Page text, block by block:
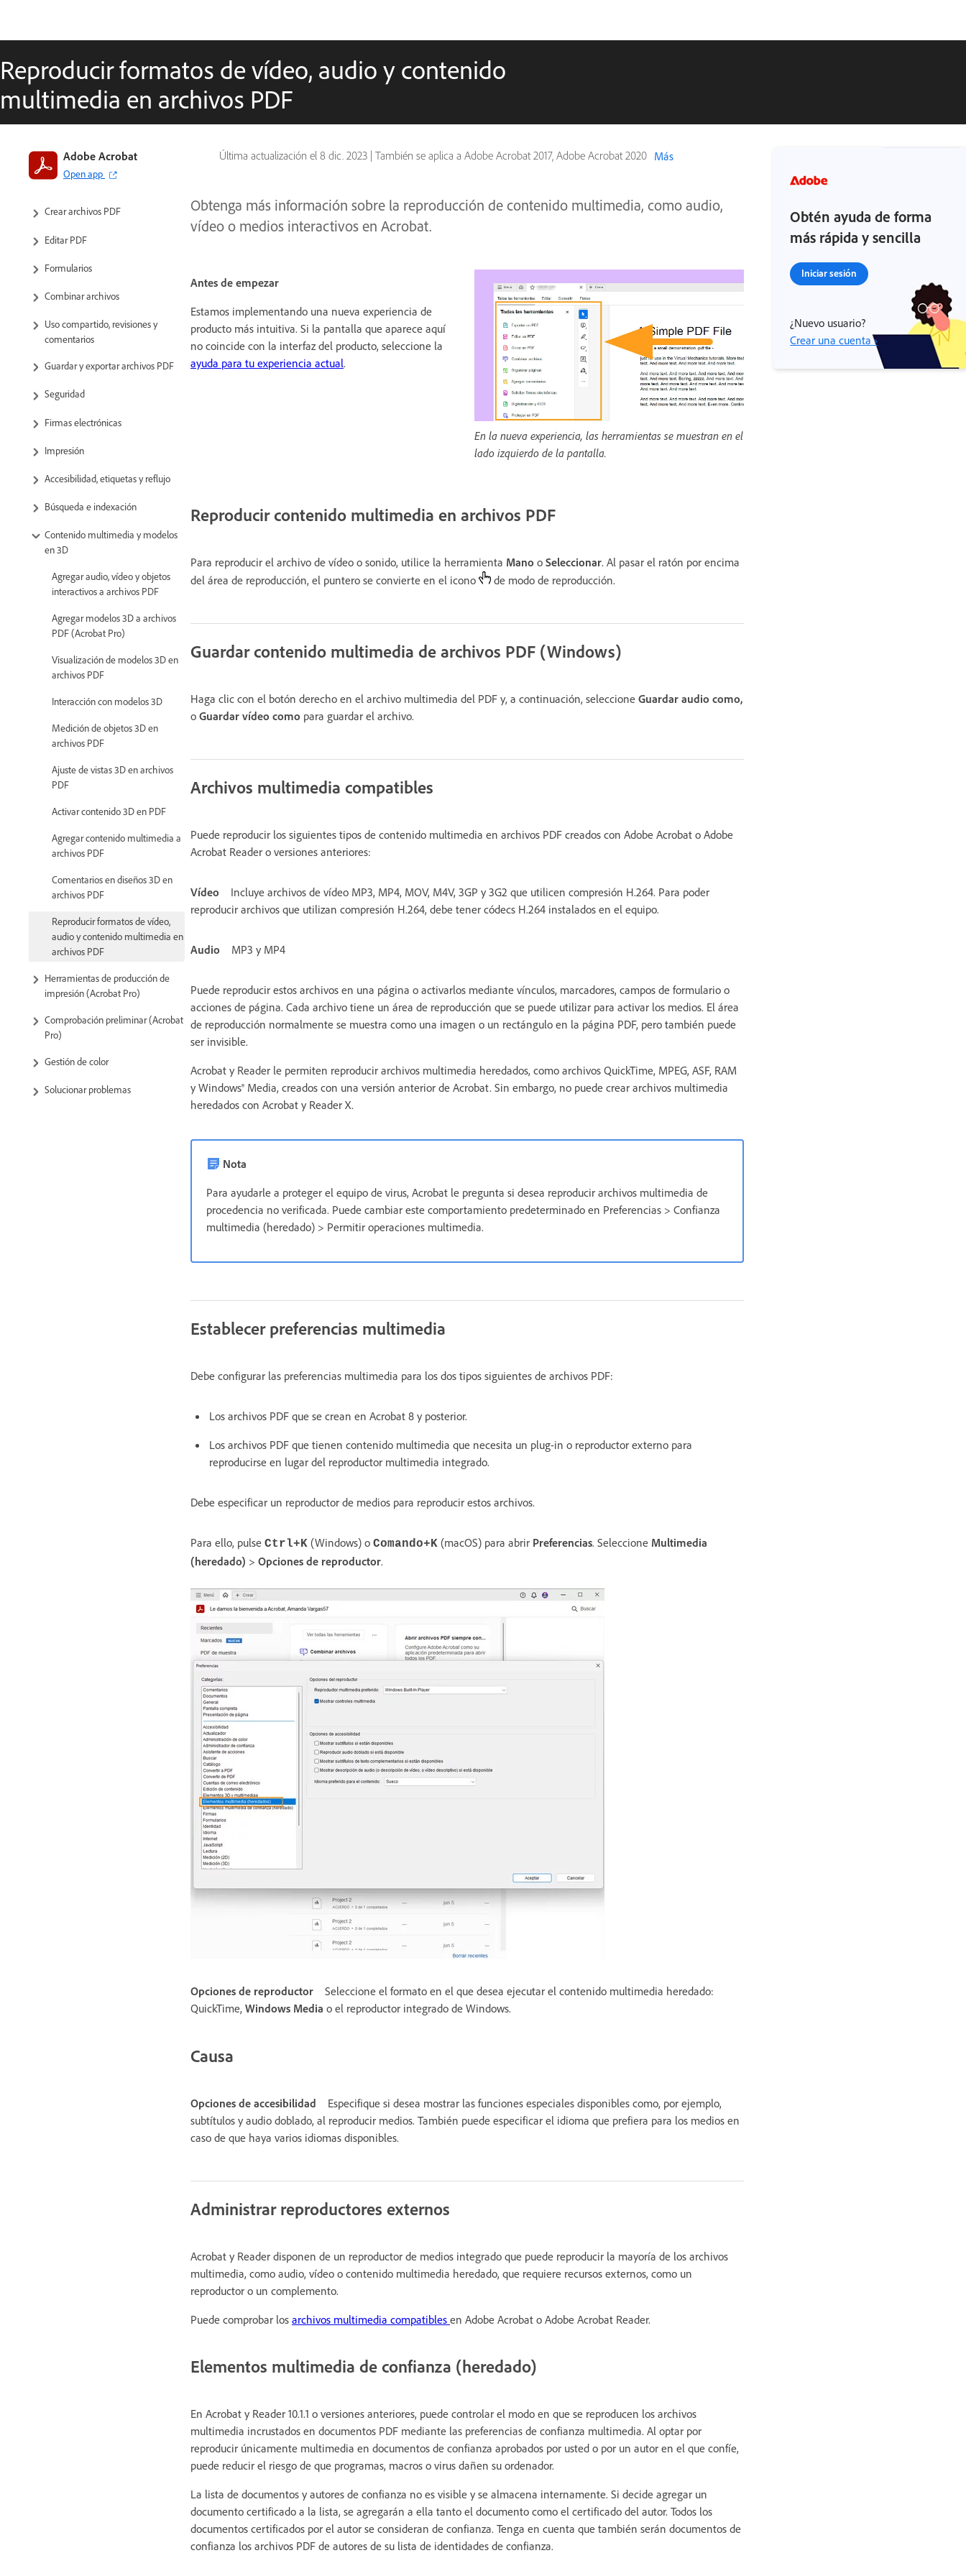
Reproducir formatos de vídeo, audio y contenido
multimedia en archivos PDF
Última actualización el 8 dic. 2023 | También se aplica a Adobe Acrobat 2017, Adobe Acrobat 2020 Más
Adobe Acrobat
Open app
Introducción a Acrobat
Espacio de trabajo
Crear archivos PDF
Editar PDF
Formularios
Combinar archivos
Uso compartido, revisiones y
comentarios
Guardar y exportar archivos PDF
Seguridad
Firmas electrónicas
Impresión
Accesibilidad, etiquetas y reflujo
Búsqueda e indexación
Contenido multimedia y modelos
en 3D
Agregar audio, vídeo y objetos
interactivos a archivos PDF
Agregar modelos 3D a archivos
PDF (Acrobat Pro)
Visualización de modelos 3D en
archivos PDF
Interacción con modelos 3D
Medición de objetos 3D en
archivos PDF
Ajuste de vistas 3D en archivos
PDF
Activar contenido 3D en PDF
Agregar contenido multimedia a
archivos PDF
Comentarios en diseños 3D en
archivos PDF
Reproducir formatos de vídeo,
audio y contenido multimedia en
archivos PDF
Herramientas de producción de
impresión (Acrobat Pro)
Comprobación preliminar (Acrobat
Pro)
Gestión de color
Solucionar problemas
Obtenga más información sobre la reproducción de contenido multimedia, como audio,
vídeo o medios interactivos en Acrobat.
Antes de empezar
Estamos implementando una nueva experiencia de
producto más intuitiva. Si la pantalla que aparece aquí
no coincide con la interfaz del producto, seleccione la
ayuda para tu experiencia actual.
En la nueva experiencia, las herramientas se muestran en el
lado izquierdo de la pantalla.
Reproducir contenido multimedia en archivos PDF
Para reproducir el archivo de vídeo o sonido, utilice la herramienta Mano o Seleccionar. Al pasar el ratón por encima
del área de reproducción, el puntero se convierte en el icono
de modo de reproducción.
Guardar contenido multimedia de archivos PDF (Windows)
Haga clic con el botón derecho en el archivo multimedia del PDF y, a continuación, seleccione Guardar audio como,
o Guardar vídeo como para guardar el archivo.
Archivos multimedia compatibles
Puede reproducir los siguientes tipos de contenido multimedia en archivos PDF creados con Adobe Acrobat o Adobe
Acrobat Reader o versiones anteriores:
Vídeo
Incluye archivos de vídeo MP3, MP4, MOV, M4V, 3GP y 3G2 que utilicen compresión H.264. Para poder
reproducir archivos que utilizan compresión H.264, debe tener códecs H.264 instalados en el equipo.
Audio MP3 y MP4
Puede reproducir estos archivos en una página o activarlos mediante vínculos, marcadores, campos de formulario o
acciones de página. Cada archivo tiene un área de reproducción que se puede utilizar para activar los medios. El área
de reproducción normalmente se muestra como una imagen o un rectángulo en la página PDF, pero también puede
ser invisible.
Acrobat y Reader le permiten reproducir archivos multimedia heredados, como archivos QuickTime, MPEG, ASF, RAM
y Windows® Media, creados con una versión anterior de Acrobat. Sin embargo, no puede crear archivos multimedia
heredados con Acrobat y Reader X.
Nota
Para ayudarle a proteger el equipo de virus, Acrobat le pregunta si desea reproducir archivos multimedia de
procedencia no verificada. Puede cambiar este comportamiento predeterminado en Preferencias > Confianza
multimedia (heredado) > Permitir operaciones multimedia.
Establecer preferencias multimedia
Debe configurar las preferencias multimedia para los dos tipos siguientes de archivos PDF:
Los archivos PDF que se crean en Acrobat 8 y posterior.
Los archivos PDF que tienen contenido multimedia que necesita un plug-in o reproductor externo para
reproducirse en lugar del reproductor multimedia integrado.
Debe especificar un reproductor de medios para reproducir estos archivos.
Para ello, pulse Ctrl+K (Windows) o Comando+K (macOS) para abrir Preferencias. Seleccione Multimedia
(heredado) > Opciones de reproductor.
Opciones de reproductor
Seleccione el formato en el que desea ejecutar el contenido multimedia heredado:
QuickTime, Windows Media o el reproductor integrado de Windows.
Causa
Opciones de accesibilidad
Especifique si desea mostrar las funciones especiales disponibles como, por ejemplo,
subtítulos y audio doblado, al reproducir medios. También puede especificar el idioma que prefiera para los medios en
caso de que haya varios idiomas disponibles.
Administrar reproductores externos
Acrobat y Reader disponen de un reproductor de medios integrado que puede reproducir la mayoría de los archivos
multimedia, como audio, vídeo o contenido multimedia heredado, que requiere recursos externos, como un
reproductor o un complemento.
Puede comprobar los archivos multimedia compatibles en Adobe Acrobat o Adobe Acrobat Reader.
Elementos multimedia de confianza (heredado)
En Acrobat y Reader 10.1.1 o versiones anteriores, puede controlar el modo en que se reproducen los archivos
multimedia incrustados en documentos PDF mediante las preferencias de confianza multimedia. Al optar por
reproducir únicamente multimedia en documentos de confianza aprobados por usted o por un autor en el que confíe,
puede reducir el riesgo de que programas, macros o virus dañen su ordenador.
La lista de documentos y autores de confianza no es visible y se almacena internamente. Si decide agregar un
documento certificado a la lista, se agregarán a ella tanto el documento como el certificado del autor. Todos los
documentos certificados por el autor se consideran de confianza. Tenga en cuenta que también serán documentos de
confianza los archivos PDF de autores de su lista de identidades de confianza.
Obtén ayuda de forma
más rápida y sencilla
Iniciar sesión
¿Nuevo usuario?
Crear una cuenta ›